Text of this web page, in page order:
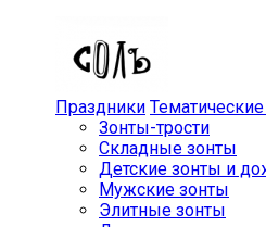
Праздники
Зонты-трости
Складные зонты
Детские зонты и
Мужские зонты
Элитные зонты